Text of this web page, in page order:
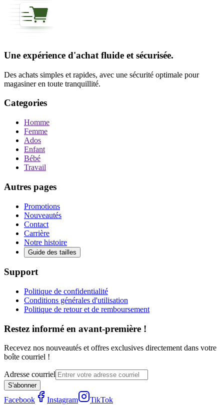
Une expérience d'achat fluide et sécurisée.
Des achats simples et rapides, avec une sécurité optimale pour
magasiner en toute tranquillité.
Categories
Homme
Femme
Ados
Enfant
Bébé
Travail
Autres pages
Promotions
Nouveautés
Contact
Carrière
Notre histoire
Guide des tailles
Support
Politique de confidentialité
Conditions générales d'utilisation
Politique de retour et de remboursement
Restez informé en avant-première !
Recevez nos nouveautés et offres exclusives directement dans votre
boîte courriel !
Adresse courriel
S'abonner
Facebook Instagram TikTok